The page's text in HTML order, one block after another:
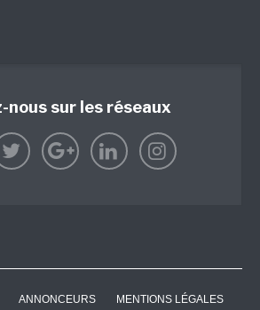
nous sur les réseaux
ANNONCEURS
MENTIONS LÉGALES